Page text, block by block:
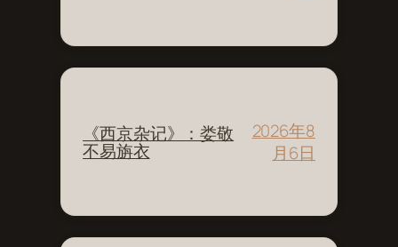
《西京杂记》：娄敬
不易旃衣
2026年8
月6日